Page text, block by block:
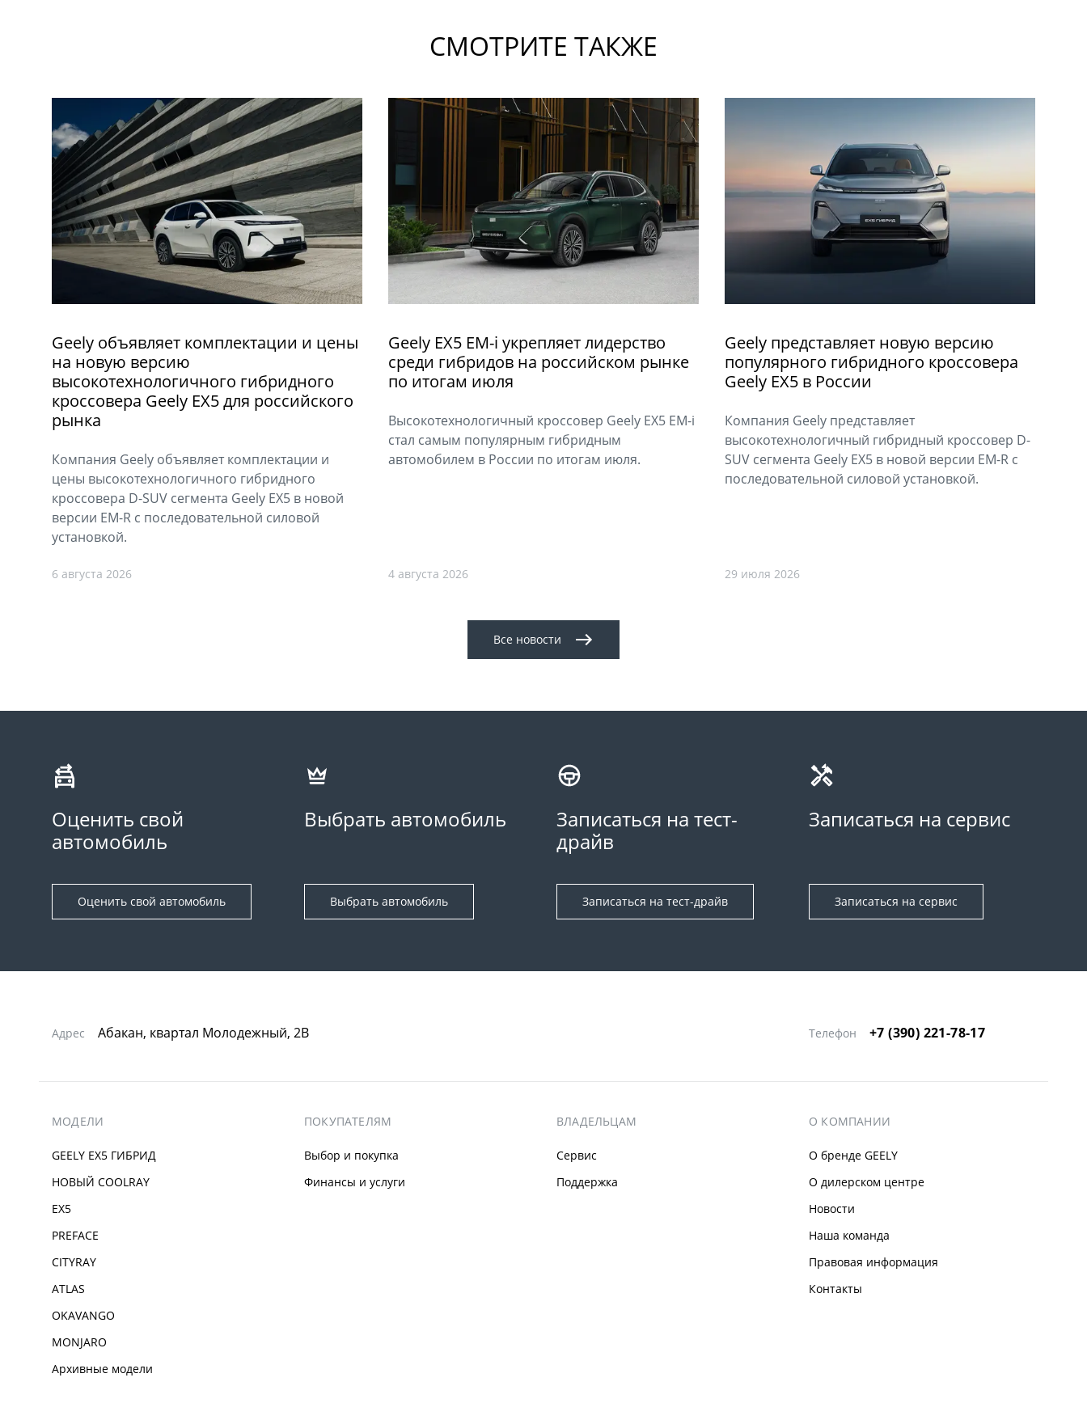
СМОТРИТЕ ТАКЖЕ
Geely объявляет комплектации и цены
на новую версию
высокотехнологичного гибридного
кроссовера Geely EX5 для российского
рынка
Компания Geely объявляет комплектации и
цены высокотехнологичного гибридного
кроссовера D-SUV сегмента Geely EX5 в новой
версии EM-R с последовательной силовой
установкой.
6 августа 2026
Geely EX5 EM-i укрепляет лидерство
среди гибридов на российском рынке
по итогам июля
Высокотехнологичный кроссовер Geely EX5 EM-i
стал самым популярным гибридным
автомобилем в России по итогам июля.
4 августа 2026
Geely представляет новую версию
популярного гибридного кроссовера
Geely EX5 в России
Компания Geely представляет
высокотехнологичный гибридный кроссовер D-
SUV сегмента Geely EX5 в новой версии EM-R с
последовательной силовой установкой.
29 июля 2026
Все новости
Оценить свой
автомобиль
Оценить свой автомобиль
Выбрать автомобиль
Выбрать автомобиль
Записаться на тест-
драйв
Записаться на тест-драйв
Записаться на сервис
Записаться на сервис
Адрес Абакан, квартал Молодежный, 2В Телефон +7 (390) 221-78-17
МОДЕЛИ
GEELY EX5 ГИБРИД
НОВЫЙ COOLRAY
EX5
PREFACE
CITYRAY
ATLAS
OKAVANGO
MONJARO
Архивные модели
ПОКУПАТЕЛЯМ
Выбор и покупка
Финансы и услуги
ВЛАДЕЛЬЦАМ
Сервис
Поддержка
О КОМПАНИИ
О бренде GEELY
О дилерском центре
Новости
Наша команда
Правовая информация
Контакты